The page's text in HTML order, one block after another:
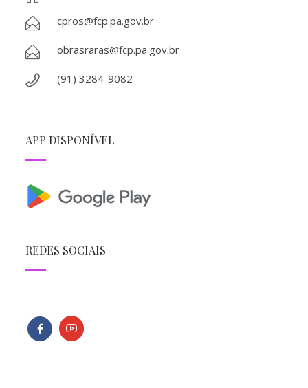
cpros@fcp.pa.gov.br
obrasraras@fcp.pa.gov.br
(91) 3284-9082
APP DISPONÍVEL
REDES SOCIAIS